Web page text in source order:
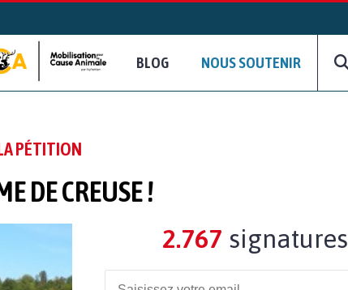
BLOG NOUS SOUTENIR
PÉTITION
DE CREUSE !
2.767 signatures